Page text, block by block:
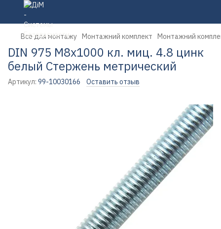
Все для монтажу Монтажний комплект Монтажний
DIN 975 М8х1000 кл. миц. 4.8 цинк
белый Стержень метрический
Артикул: 99-10030166 Оставить отзыв